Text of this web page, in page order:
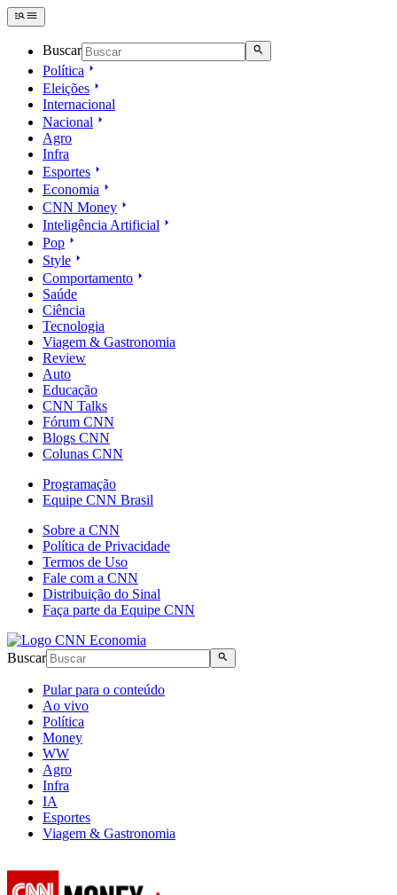
Buscar
Política
Eleições
Internacional
Nacional
Agro
Infra
Esportes
Economia
CNN Money
Inteligência Artificial
Pop
Style
Comportamento
Saúde
Ciência
Tecnologia
Viagem & Gastronomia
Review
Auto
Educação
CNN Talks
Fórum CNN
Blogs CNN
Colunas CNN
Programação
Equipe CNN Brasil
Sobre a CNN
Política de Privacidade
Termos de Uso
Fale com a CNN
Distribuição do Sinal
Faça parte da Equipe CNN
Buscar
Pular para o conteúdo
Ao vivo
Política
Money
WW
Agro
Infra
IA
Esportes
Viagem & Gastronomia